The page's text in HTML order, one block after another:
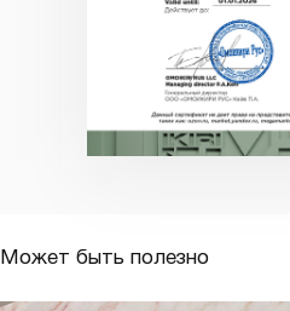
Может быть полезно